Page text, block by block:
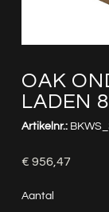
OAK
LADEN
Artikelnr.:
€ 956,47
Aantal